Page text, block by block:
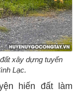
xây dựng tuyến
Lạc.
hiến đất làm